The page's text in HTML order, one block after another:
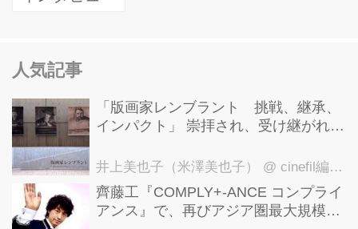
人気記事
「版画家レンブラント 挑戦、継承、
インパクト」 崇拝され、受け継がれ、
洋美術館にて9月23日まで開催中！
井上美也子（米澤美也子） @ cinefil編集部
齊藤工『COMPLY+-ANCE コンプライ
アンス』で、再びアジア圏最大規模の